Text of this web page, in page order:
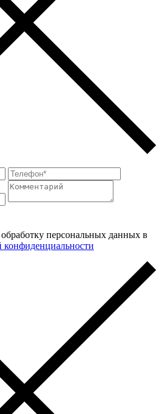
персональных данных в
конфиденциальности